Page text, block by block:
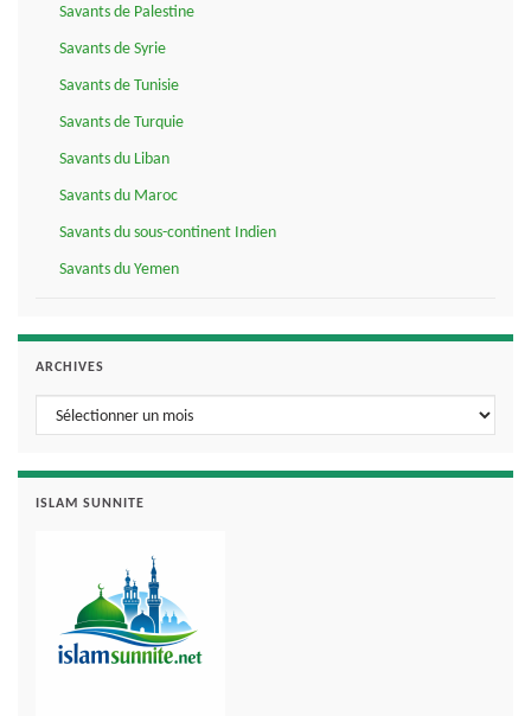
Savants de Palestine
Savants de Syrie
Savants de Tunisie
Savants de Turquie
Savants du Liban
Savants du Maroc
Savants du sous-continent Indien
Savants du Yemen
ARCHIVES
Archives
ISLAM SUNNITE